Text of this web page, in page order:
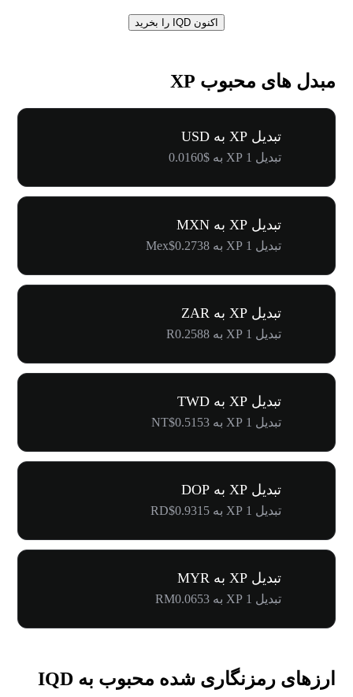
اکنون IQD را بخرید
مبدل های محبوب XP
تبدیل XP به USD
تبدیل 1 XP به $0.0160
تبدیل XP به MXN
تبدیل 1 XP به Mex$0.2738
تبدیل XP به ZAR
تبدیل 1 XP به R0.2588
تبدیل XP به TWD
تبدیل 1 XP به NT$0.5153
تبدیل XP به DOP
تبدیل 1 XP به RD$0.9315
تبدیل XP به MYR
تبدیل 1 XP به RM0.0653
ارزهای رمزنگاری شده محبوب به IQD